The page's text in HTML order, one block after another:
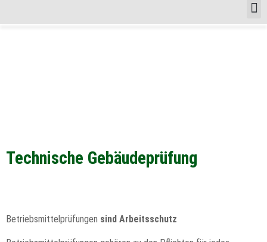
Technische Gebäudeprüfung
Betriebsmittelprüfungen sind Arbeitsschutz